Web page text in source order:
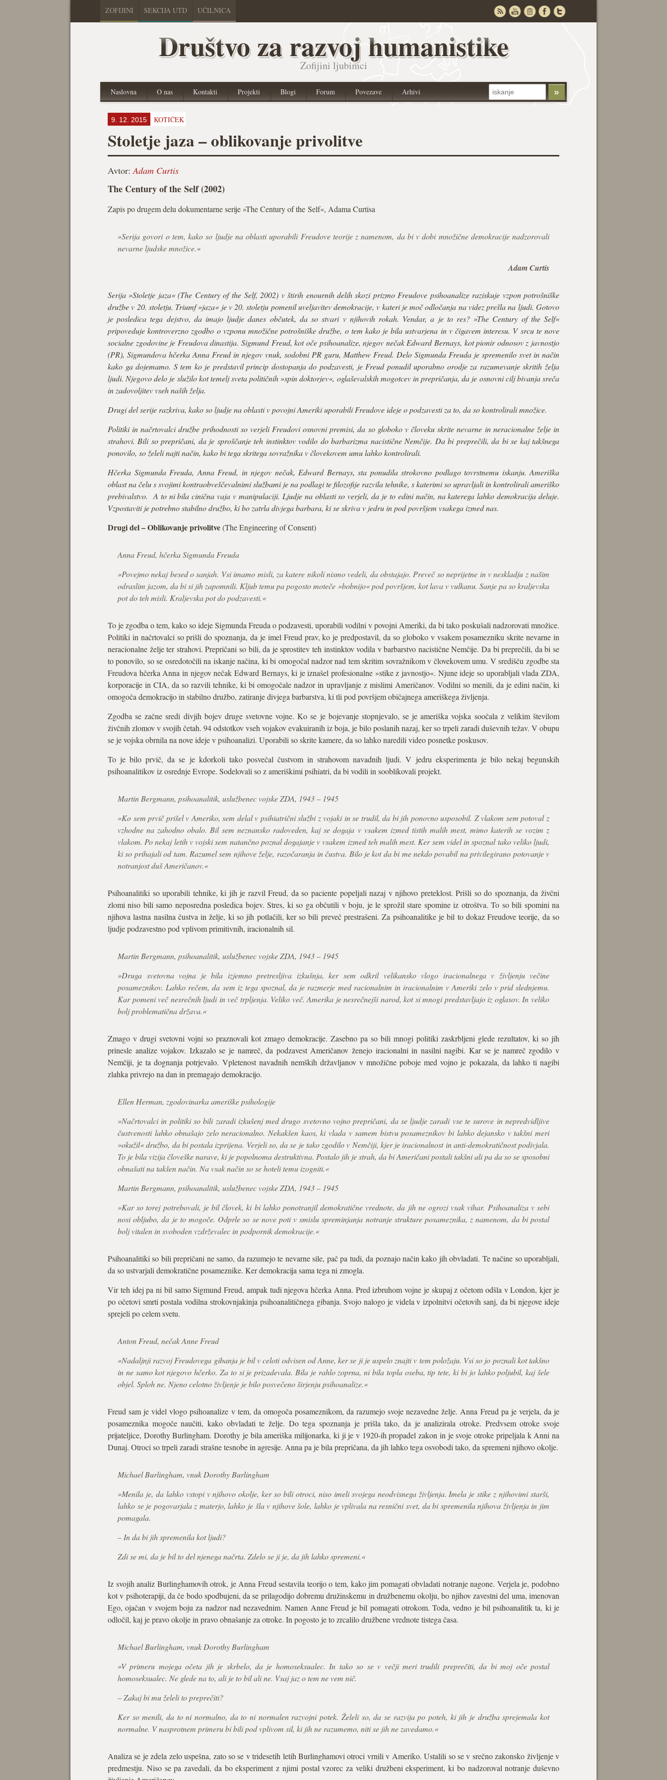
ZOFIJINI SEKCIJA UTD UČILNICA
Društvo za razvoj humanistike
Zofijini ljubimci
Naslovna O nas Kontakti Projekti Blogi Forum Povezave Arhivi
9. 12. 2015 KOTIČEK
Stoletje jaza – oblikovanje privolitve
Avtor:Adam Curtis
The Century of the Self (2002)
Zapis po drugem delu dokumentarne serije »The Century of the Self«, Adama Curtisa
»Serija govori o tem, kako so ljudje na oblasti uporabili Freudove teorije z namenom, da bi v dobi množične demokracije nadzorovali
nevarne ljudske množice.«
Adam Curtis
Serija »Stoletje jaza« (The Century of the Self, 2002) v štirih enournih delih skozi prizmo Freudove psihoanalize raziskuje vzpon potrošniške
družbe v 20. stoletju. Triumf »jaza« je v 20. stoletju pomenil uveljavitev demokracije, v kateri je moč odločanja na videz prešla na ljudi. Gotovo
je posledica tega dejstvo, da imajo ljudje danes občutek, da so stvari v njihovih rokah. Vendar, a je to res? »The Century of the Self«
pripoveduje kontroverzno zgodbo o vzponu množične potrošniške družbe, o tem kako je bila ustvarjena in v čigavem interesu. V srcu te nove
socialne zgodovine je Freudova dinastija. Sigmund Freud, kot oče psihoanalize, njegov nečak Edward Bernays, kot pionir odnosov z javnostjo
(PR), Sigmundova hčerka Anna Freud in njegov vnuk, sodobni PR guru, Matthew Freud. Delo Sigmunda Freuda je spremenilo svet in način
kako ga dojemamo. S tem ko je predstavil princip dostopanja do podzavesti, je Freud ponudil uporabno orodje za razumevanje skritih želja
ljudi. Njegovo delo je služilo kot temelj sveta političnih »spin doktorjev«, oglaševalskih mogotcev in prepričanja, da je osnovni cilj bivanja sreča
in zadovoljitev vseh naših želja.
Drugi del serije razkriva, kako so ljudje na oblasti v povojni Ameriki uporabili Freudove ideje o podzavesti za to, da so kontrolirali množice.
Politiki in načrtovalci družbe prihodnosti so verjeli Freudovi osnovni premisi, da so globoko v človeku skrite nevarne in neracionalne želje in
strahovi. Bili so prepričani, da je sproščanje teh instinktov vodilo do barbarizma nacistične Nemčije. Da bi preprečili, da bi se kaj takšnega
ponovilo, so želeli najti način, kako bi tega skritega sovražnika v človekovem umu lahko kontrolirali.
Hčerka Sigmunda Freuda, Anna Freud, in njegov nečak, Edward Bernays, sta ponudila strokovno podlago tovrstnemu iskanju. Ameriška
oblast na čelu s svojimi kontraobveščevalnimi službami je na podlagi te filozofije razvila tehnike, s katerimi so upravljali in kontrolirali ameriško
prebivalstvo. A to ni bila cinična vaja v manipulaciji. Ljudje na oblasti so verjeli, da je to edini način, na katerega lahko demokracija deluje.
Vzpostaviti je potrebno stabilno družbo, ki bo zatrla divjega barbara, ki se skriva v jedru in pod površjem vsakega izmed nas.
Drugi del – Oblikovanje privolitve(The Engineering of Consent)
Anna Freud, hčerka Sigmunda Freuda
»Povejmo nekaj besed o sanjah. Vsi imamo misli, za katere nikoli nismo vedeli, da obstajajo. Preveč so neprijetne in v neskladju z našim
odraslim jazom, da bi si jih zapomnili. Kljub temu pa pogosto moteče »bobnijo« pod površjem, kot lava v vulkanu. Sanje pa so kraljevska
pot do teh misli. Kraljevska pot do podzavesti.«
To je zgodba o tem, kako so ideje Sigmunda Freuda o podzavesti, uporabili vodilni v povojni Ameriki, da bi tako poskušali nadzorovati množice.
Politiki in načrtovalci so prišli do spoznanja, da je imel Freud prav, ko je predpostavil, da so globoko v vsakem posamezniku skrite nevarne in
neracionalne želje ter strahovi. Prepričani so bili, da je sprostitev teh instinktov vodila v barbarstvo nacistične Nemčije. Da bi preprečili, da bi se
to ponovilo, so se osredotočili na iskanje načina, ki bi omogočal nadzor nad tem skritim sovražnikom v človekovem umu. V središču zgodbe sta
Freudova hčerka Anna in njegov nečak Edward Bernays, ki je iznašel profesionalne »stike z javnostjo«. Njune ideje so uporabljali vlada ZDA,
korporacije in CIA, da so razvili tehnike, ki bi omogočale nadzor in upravljanje z mislimi Američanov. Vodilni so menili, da je edini način, ki
omogoča demokracijo in stabilno družbo, zatiranje divjega barbarstva, ki tli pod površjem običajnega ameriškega življenja.
Zgodba se začne sredi divjih bojev druge svetovne vojne. Ko se je bojevanje stopnjevalo, se je ameriška vojska soočala z velikim številom
živčnih zlomov v svojih četah. 94 odstotkov vseh vojakov evakuiranih iz boja, je bilo poslanih nazaj, ker so trpeli zaradi duševnih težav. V obupu
se je vojska obrnila na nove ideje v psihoanalizi. Uporabili so skrite kamere, da so lahko naredili video posnetke poskusov.
To je bilo prvič, da se je kdorkoli tako posvečal čustvom in strahovom navadnih ljudi. V jedru eksperimenta je bilo nekaj begunskih
psihoanalitikov iz osrednje Evrope. Sodelovali so z ameriškimi psihiatri, da bi vodili in sooblikovali projekt.
Martin Bergmann, psihoanalitik, uslužbenec vojske ZDA, 1943 – 1945
»Ko sem prvič prišel v Ameriko, sem delal v psihiatrični službi z vojaki in se trudil, da bi jih ponovno usposobil. Z vlakom sem potoval z
vzhodne na zahodno obalo. Bil sem neznansko radoveden, kaj se dogaja v vsakem izmed tistih malih mest, mimo katerih se vozim z
vlakom. Po nekaj letih v vojski sem natančno poznal dogajanje v vsakem izmed teh malih mest. Ker sem videl in spoznal tako veliko ljudi,
ki so prihajali od tam. Razumel sem njihove želje, razočaranja in čustva. Bilo je kot da bi me nekdo povabil na privilegirano potovanje v
notranjost duš Američanov.«
Psihoanalitiki so uporabili tehnike, ki jih je razvil Freud, da so paciente popeljali nazaj v njihovo preteklost. Prišli so do spoznanja, da živčni
zlomi niso bili samo neposredna posledica bojev. Stres, ki so ga občutili v boju, je le sprožil stare spomine iz otroštva. To so bili spomini na
njihova lastna nasilna čustva in želje, ki so jih potlačili, ker so bili preveč prestrašeni. Za psihoanalitike je bil to dokaz Freudove teorije, da so
ljudje podzavestno pod vplivom primitivnih, iracionalnih sil.
Martin Bergmann, psihoanalitik, uslužbenec vojske ZDA, 1943 – 1945
»Druga svetovna vojna je bila izjemno pretresljiva izkušnja, ker sem odkril velikansko vlogo iracionalnega v življenju večine
posameznikov. Lahko rečem, da sem iz tega spoznal, da je razmerje med racionalnim in iracionalnim v Ameriki zelo v prid slednjemu.
Kar pomeni več nesrečnih ljudi in več trpljenja. Veliko več. Amerika je nesrečnejši narod, kot si mnogi predstavljajo iz oglasov. In veliko
bolj problematična država.«
Zmago v drugi svetovni vojni so praznovali kot zmago demokracije. Zasebno pa so bili mnogi politiki zaskrbljeni glede rezultatov, ki so jih
prinesle analize vojakov. Izkazalo se je namreč, da podzavest Američanov ženejo iracionalni in nasilni nagibi. Kar se je namreč zgodilo v
Nemčiji, je ta dognanja potrjevalo. Vpletenost navadnih nemških državljanov v množične poboje med vojno je pokazala, da lahko ti nagibi
zlahka privrejo na dan in premagajo demokracijo.
Ellen Herman, zgodovinarka ameriške psihologije
»Načrtovalci in politiki so bili zaradi izkušenj med drugo svetovno vojno prepričani, da se ljudje zaradi vse te surove in nepredvidljive
čustvenosti lahko obnašajo zelo neracionalno. Nekakšen kaos, ki vlada v samem bistvu posameznikov bi lahko dejansko v takšni meri
»okužil« družbo, da bi postala izprijena. Verjeli so, da se je tako zgodilo v Nemčiji, kjer je iracionalnost in anti-demokratičnost podivjala.
To je bila vizija človeške narave, ki je popolnoma destruktivna. Postalo jih je strah, da bi Američani postali takšni ali pa da so se sposobni
obnašati na takšen način. Na vsak način so se hoteli temu izogniti.«
Martin Bergmann, psihoanalitik, uslužbenec vojske ZDA, 1943 – 1945
»Kar so torej potrebovali, je bil človek, ki bi lahko ponotranjil demokratične vrednote, da jih ne ogrozi vsak vihar. Psihoanaliza v sebi
nosi obljubo, da je to mogoče. Odprle so se nove poti v smislu spreminjanja notranje strukture posameznika, z namenom, da bi postal
bolj vitalen in svoboden vzdrževalec in podpornik demokracije.«
Psihoanalitiki so bili prepričani ne samo, da razumejo te nevarne sile, pač pa tudi, da poznajo način kako jih obvladati. Te načine so uporabljali,
da so ustvarjali demokratične posameznike. Ker demokracija sama tega ni zmogla.
Vir teh idej pa ni bil samo Sigmund Freud, ampak tudi njegova hčerka Anna. Pred izbruhom vojne je skupaj z očetom odšla v London, kjer je
po očetovi smrti postala vodilna strokovnjakinja psihoanalitičnega gibanja. Svojo nalogo je videla v izpolnitvi očetovih sanj, da bi njegove ideje
sprejeli po celem svetu.
Anton Freud, nečak Anne Freud
»Nadaljnji razvoj Freudovega gibanja je bil v celoti odvisen od Anne, ker se ji je uspelo znajti v tem položaju. Vsi so jo poznali kot takšno
in ne samo kot njegovo hčerko. Za to si je prizadevala. Bila je rahlo zoprna, ni bila topla oseba, tip tete, ki bi jo lahko poljubil, kaj šele
objel. Sploh ne. Njeno celotno življenje je bilo posvečeno širjenju psihoanalize.«
Freud sam je videl vlogo psihoanalize v tem, da omogoča posameznikom, da razumejo svoje nezavedne želje. Anna Freud pa je verjela, da je
posameznika mogoče naučiti, kako obvladati te želje. Do tega spoznanja je prišla tako, da je analizirala otroke. Predvsem otroke svoje
prijateljice, Dorothy Burlingham. Dorothy je bila ameriška milijonarka, ki ji je v 1920-ih propadel zakon in je svoje otroke pripeljala k Anni na
Dunaj. Otroci so trpeli zaradi strašne tesnobe in agresije. Anna pa je bila prepričana, da jih lahko tega osvobodi tako, da spremeni njihovo okolje.
Michael Burlingham, vnuk Dorothy Burlingham
»Menila je, da lahko vstopi v njihovo okolje, ker so bili otroci, niso imeli svojega neodvisnega življenja. Imela je stike z njihovimi starši,
lahko se je pogovarjala z materjo, lahko je šla v njihove šole, lahko je vplivala na resnični svet, da bi spremenila njihova življenja in jim
pomagala.
– In da bi jih spremenila kot ljudi?
Zdi se mi, da je bil to del njenega načrta. Zdelo se ji je, da jih lahko spremeni.«
Iz svojih analiz Burlinghamovih otrok, je Anna Freud sestavila teorijo o tem, kako jim pomagati obvladati notranje nagone. Verjela je, podobno
kot v psihoterapiji, da če bodo spodbujeni, da se prilagodijo dobremu družinskemu in družbenemu okolju, bo njihov zavestni del uma, imenovan
Ego, ojačan v svojem boju za nadzor nad nezavednim. Namen Anne Freud je bil pomagati otrokom. Toda, vedno je bil psihoanalitik ta, ki je
odločil, kaj je pravo okolje in pravo obnašanje za otroke. In pogosto je to zrcalilo družbene vrednote tistega časa.
Michael Burlingham, vnuk Dorothy Burlingham
»V primeru mojega očeta jih je skrbelo, da je homoseksualec. In tako so se v večji meri trudili preprečiti, da bi moj oče postal
homoseksualec. Ne glede na to, ali je to bil ali ne. Vsaj jaz o tem ne vem nič.
– Zakaj bi mu želeli to preprečiti?
Ker so menili, da to ni normalno, da to ni normalen razvojni potek. Želeli so, da se razvija po poteh, ki jih je družba sprejemala kot
normalne. V nasprotnem primeru bi bili pod vplivom sil, ki jih ne razumemo, niti se jih ne zavedamo.«
Analiza se je zdela zelo uspešna, zato so se v tridesetih letih Burlinghamovi otroci vrnili v Ameriko. Ustalili so se v srečno zakonsko življenje v
predmestju. Niso se pa zavedali, da bo eksperiment z njimi postal vzorec za veliki družbeni eksperiment, ki bo nadzoroval notranje duševno